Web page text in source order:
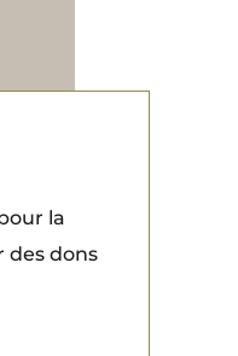
la
des dons